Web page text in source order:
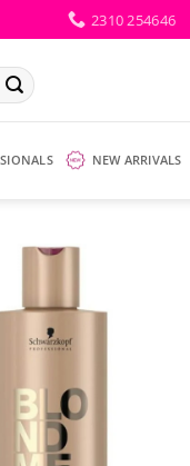
2310 254646
NEW ARRIVALS